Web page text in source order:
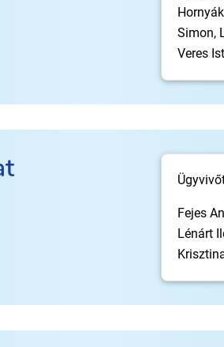
Simon,
Veres
Fejes
Lénárt